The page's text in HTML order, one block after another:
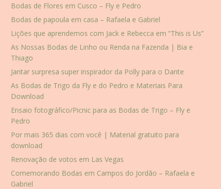
Bodas de Flores em Cusco – Fly e Pedro
Bodas de papoula em casa – Rafaela e Gabriel
Lições que aprendemos com Jack e Rebecca em “This is Us”
As Nossas Bodas de Linho ou Renda na Fazenda | Bia e
Thiago
Jantar surpresa super inspirador da Polly para o Dante
As Bodas de Trigo da Fly e do Pedro e Materiais Para
Download
Ensaio fotográfico/Picnic para as Bodas de Trigo – Fly e
Pedro
Por mais 365 dias com você | Material gratuito para
download
Renovação de votos em Las Vegas
Comemorando Bodas em Campos do Jordão – Rafaela e
Gabriel